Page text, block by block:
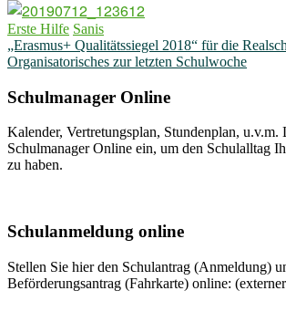
Erste Hilfe Sanis
Beitragsnavigation
„Erasmus+ Qualitätssiegel 2018“ für die
Organisatorisches zur letzten Schulwoche
Schulmanager Online
Kalender, Vertretungsplan, Stundenplan, u.v.m.
Schulmanager Online ein, um den Schulalltag
zu haben.
Schulanmeldung online
Stellen Sie hier den Schulantrag (Anmeldung)
Beförderungsantrag (Fahrkarte) online: